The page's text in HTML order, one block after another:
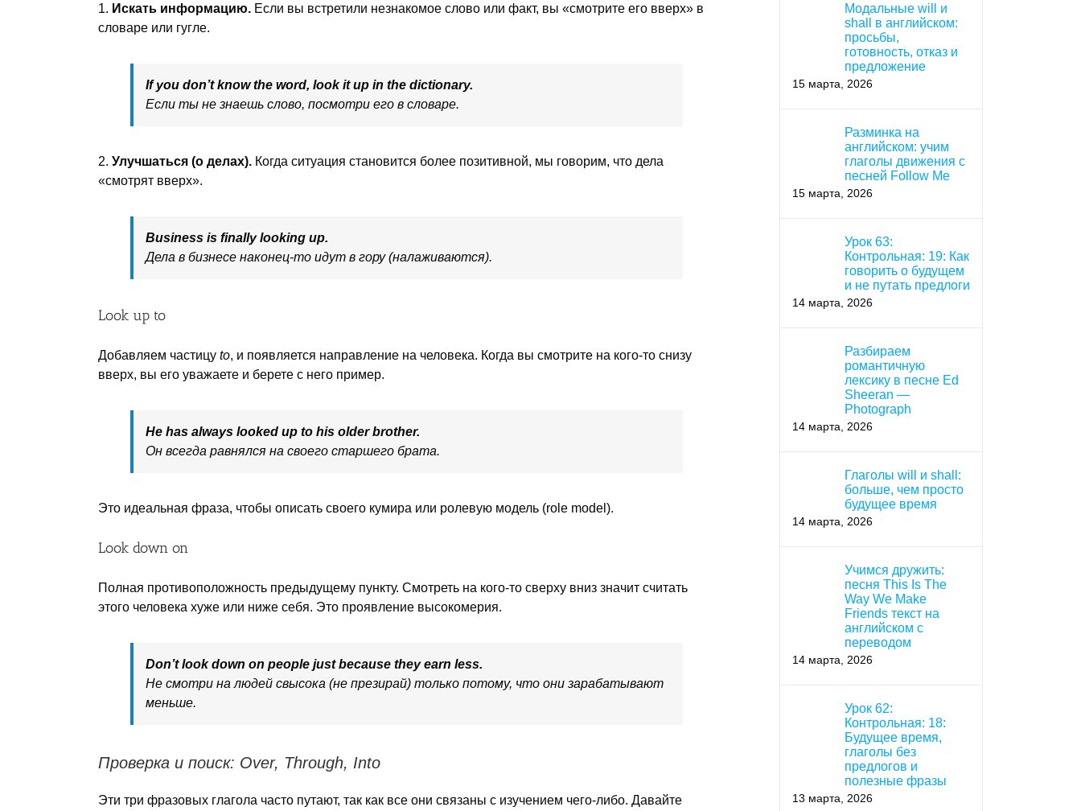
1. Искать информацию. Если вы встретили незнакомое слово или факт, вы «смотрите его вверх» в
словаре или гугле.
If you don’t know the word, look it up in the dictionary.
Если ты не знаешь слово, посмотри его в словаре.
2. Улучшаться (о делах). Когда ситуация становится более позитивной, мы говорим, что дела
«смотрят вверх».
Business is finally looking up.
Дела в бизнесе наконец-то идут в гору (налаживаются).
Look up to
Добавляем частицу to, и появляется направление на человека. Когда вы смотрите на кого-то снизу
вверх, вы его уважаете и берете с него пример.
He has always looked up to his older brother.
Он всегда равнялся на своего старшего брата.
Это идеальная фраза, чтобы описать своего кумира или ролевую модель (role model).
Look down on
Полная противоположность предыдущему пункту. Смотреть на кого-то сверху вниз значит считать
этого человека хуже или ниже себя. Это проявление высокомерия.
Don’t look down on people just because they earn less.
Не смотри на людей свысока (не презирай) только потому, что они зарабатывают
меньше.
Проверка и поиск: Over, Through, Into
Эти три фразовых глагола часто путают, так как все они связаны с изучением чего-либо. Давайте
Модальные will и
shall в английском:
просьбы,
готовность, отказ и
предложение
15 марта, 2026
Разминка на
английском: учим
глаголы движения с
песней Follow Me
15 марта, 2026
Урок 63:
Контрольная: 19: Как
говорить о будущем
и не путать предлоги
14 марта, 2026
Разбираем
романтичную
лексику в песне Ed
Sheeran —
Photograph
14 марта, 2026
Глаголы will и shall:
больше, чем просто
будущее время
14 марта, 2026
Учимся дружить:
песня This Is The
Way We Make
Friends текст на
английском с
переводом
14 марта, 2026
Урок 62:
Контрольная: 18:
Будущее время,
глаголы без
предлогов и
полезные фразы
13 марта, 2026